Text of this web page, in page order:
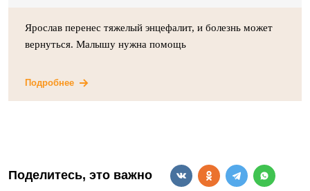
Ярослав перенес тяжелый энцефалит, и болезнь может
вернуться. Малышу нужна помощь
Подробнее
Поделитесь, это важно